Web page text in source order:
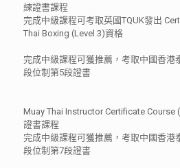
練證書課程
完成中級課程可考取英國TQUK發出
Thai Boxing (Level 3)資格
完成中級課程可獲推薦，考取中國香港
段位制第5段證書
Muay Thai Instructor Certificate
證書課程
完成中級課程可獲推薦，考取中國香港
段位制第7段證書